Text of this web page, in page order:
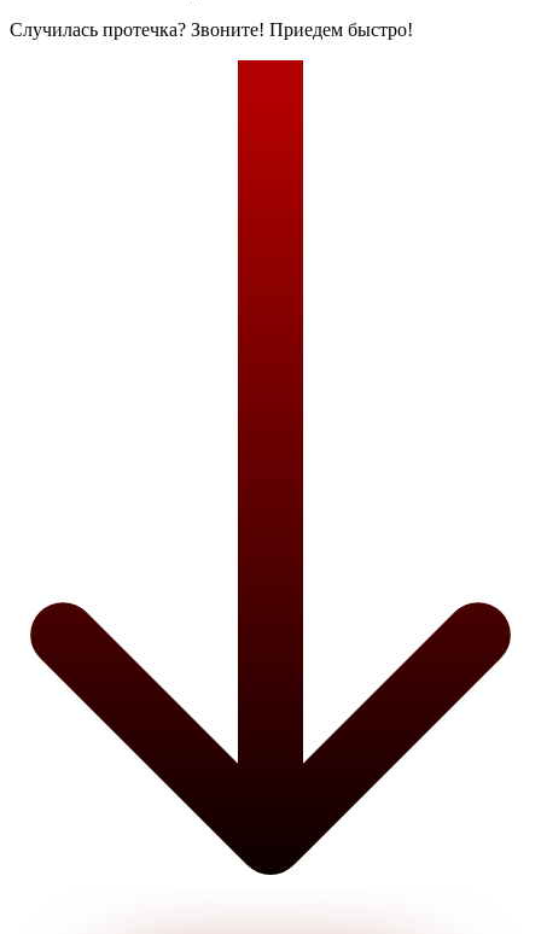
Случилась протечка? Звоните! Приедем быстро!